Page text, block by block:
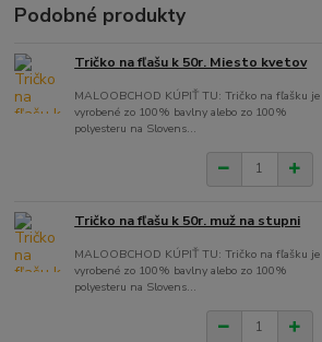
Podobné produkty
Tričko na fľašu k 50r. Miesto kvetov
MALOOBCHOD KÚPIŤ TU: Tričko na fľašku je
vyrobené zo 100% bavlny alebo zo 100%
polyesteru na Slovens...
Tričko na fľašu k 50r. muž na stupni
MALOOBCHOD KÚPIŤ TU: Tričko na fľašku je
vyrobené zo 100% bavlny alebo zo 100%
polyesteru na Slovens...